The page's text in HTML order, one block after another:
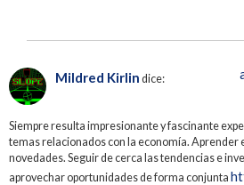
Mildred Kirlin dice:
Siempre resulta impresionante y fascinante
temas relacionados con la economía. Aprender
novedades. Seguir de cerca las tendencias e
aprovechar oportunidades de forma conjunta